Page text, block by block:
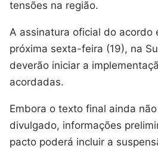
tensões na região.
A assinatura oficial do acordo
próxima sexta-feira (19), na
deverão iniciar a
acordadas.
Embora o texto final ainda
divulgado, informações
pacto poderá incluir a